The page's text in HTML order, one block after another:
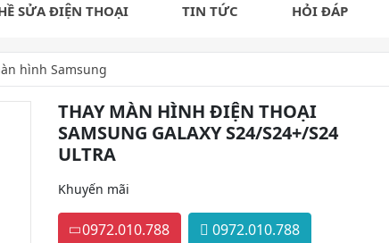
SỬA ĐIỆN THOẠI TIN TỨC HỎI ĐÁP
hình Samsung
THAY MÀN HÌNH ĐIỆN THOẠI
SAMSUNG GALAXY S24/S24+/S24
ULTRA
Khuyến mãi
0972.010.788 0972.010.788